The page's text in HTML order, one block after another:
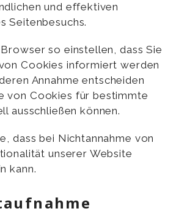
und effektiven
Seitenbesuchs.
so einstellen, dass Sie
Cookies informiert werden
Annahme entscheiden
von Cookies für bestimmte
ausschließen können.
dass bei Nichtannahme von
unserer Website
kann.